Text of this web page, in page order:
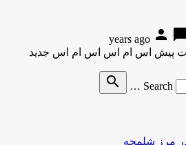
person
Search …
search
مرز شلمچه